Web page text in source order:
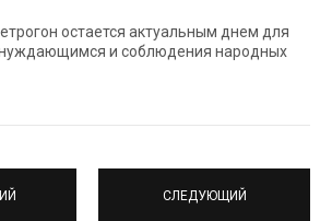
остается актуальным днем для
и соблюдения народных
СЛЕДУЮЩИЙ